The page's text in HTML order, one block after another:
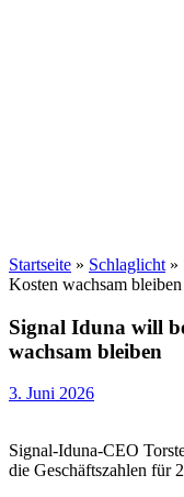
Startseite » Schlaglicht »
Kosten wachsam bleiben
Signal Iduna will
wachsam bleiben
3. Juni 2026
Signal-Iduna-CEO
die Geschäftszahlen für